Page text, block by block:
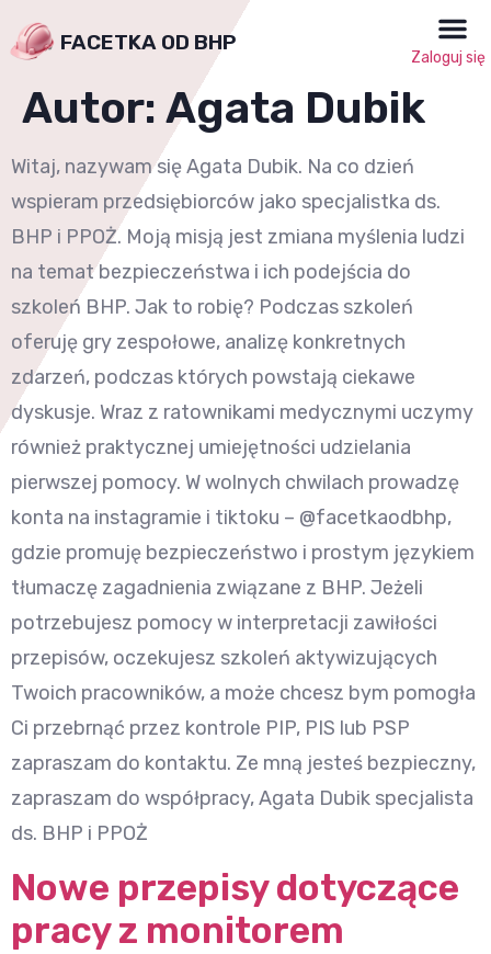
FACETKA OD BHP
Zaloguj się
Autor: Agata Dubik
Witaj, nazywam się Agata Dubik. Na co dzień
wspieram przedsiębiorców jako specjalistka ds.
BHP i PPOŻ. Moją misją jest zmiana myślenia ludzi
na temat bezpieczeństwa i ich podejścia do
szkoleń BHP. Jak to robię? Podczas szkoleń
oferuję gry zespołowe, analizę konkretnych
zdarzeń, podczas których powstają ciekawe
dyskusje. Wraz z ratownikami medycznymi uczymy
również praktycznej umiejętności udzielania
pierwszej pomocy. W wolnych chwilach prowadzę
konta na instagramie i tiktoku – @facetkaodbhp,
gdzie promuję bezpieczeństwo i prostym językiem
tłumaczę zagadnienia związane z BHP. Jeżeli
potrzebujesz pomocy w interpretacji zawiłości
przepisów, oczekujesz szkoleń aktywizujących
Twoich pracowników, a może chcesz bym pomogła
Ci przebrnąć przez kontrole PIP, PIS lub PSP
zapraszam do kontaktu. Ze mną jesteś bezpieczny,
zapraszam do współpracy, Agata Dubik specjalista
ds. BHP i PPOŻ
Nowe przepisy dotyczące
pracy z monitorem